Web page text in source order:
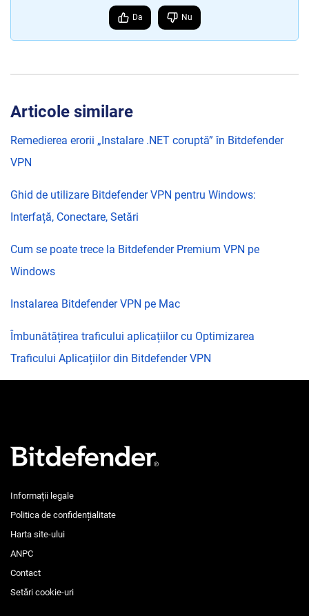
Da Nu
Articole similare
Remedierea erorii „Instalare .NET coruptă” în Bitdefender
VPN
Ghid de utilizare Bitdefender VPN pentru Windows:
Interfață, Conectare, Setări
Cum se poate trece la Bitdefender Premium VPN pe
Windows
Instalarea Bitdefender VPN pe Mac
Îmbunătățirea traficului aplicațiilor cu Optimizarea
Traficului Aplicațiilor din Bitdefender VPN
Informații legale
Politica de confidențialitate
Harta site-ului
ANPC
Contact
Setări cookie-uri